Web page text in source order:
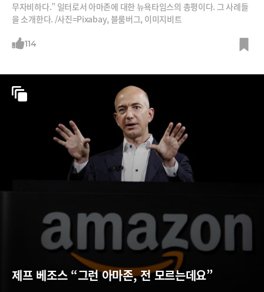
무자비하다.” 일터로서 아마존에 대한 뉴욕타임스의 총평이다. 그 사례들
을 소개한다. /사진=Pixabay, 블룸버그, 이미지비트
114
제프 베조스 “그런 아마존, 전 모르는데요”